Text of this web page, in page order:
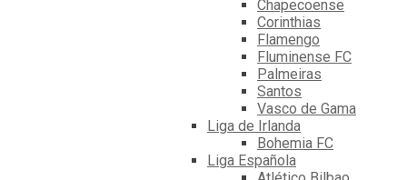
Chapecoense
Corinthias
Flamengo
Fluminense FC
Palmeiras
Santos
Vasco de Gama
Liga de Irlanda
Bohemia FC
Liga Española